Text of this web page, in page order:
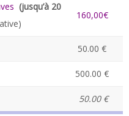
(jusqu’à 20
160,00€
50.00 €
500.00 €
50.00 €